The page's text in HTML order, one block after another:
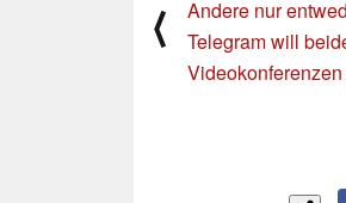
⟨
Andere nur
Telegram will
Videokonferenzen